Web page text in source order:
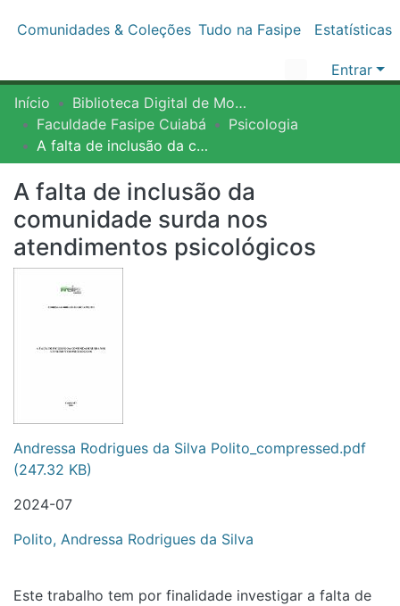
Comunidades & Coleções Tudo na Fasipe Estatísticas
Entrar
Início
Biblioteca Digital de Monografias - BDM/FASIPE
Faculdade Fasipe Cuiabá
Psicologia
A falta de inclusão da comunidade surda nos atendimentos psicológicos
A falta de inclusão da comunidade
surda nos atendimentos
psicológicos
Andressa Rodrigues da Silva Polito_compressed.pdf
(247.32 KB)
2024-07
Polito, Andressa Rodrigues da Silva
Este trabalho tem por finalidade investigar a falta de